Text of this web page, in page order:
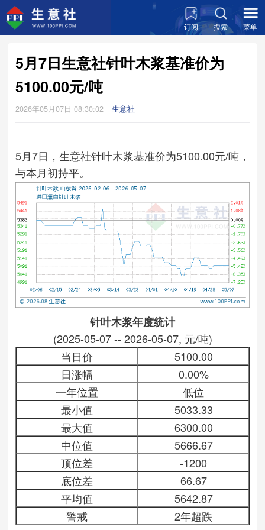
订阅 搜索 菜单
5月7日生意社针叶木浆基准价为
5100.00元/吨
2026年05月07日 08:30:02 生意社
5月7日，生意社针叶木浆基准价为5100.00元/吨，
与本月初持平。
针叶木浆年度统计
(2025-05-07 -- 2026-05-07, 元/吨)
当日价
5100.00
日涨幅
0.00%
一年位置
低位
最小值
5033.33
最大值
6300.00
中位值
5666.67
顶位差
-1200
底位差
66.67
平均值
5642.87
警戒
2年超跌